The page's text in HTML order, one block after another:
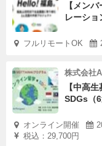
【メン
レーシ
フルリモートOK
株式会社
【中高
SDGs（6
オンライン開催
税込：29,700円